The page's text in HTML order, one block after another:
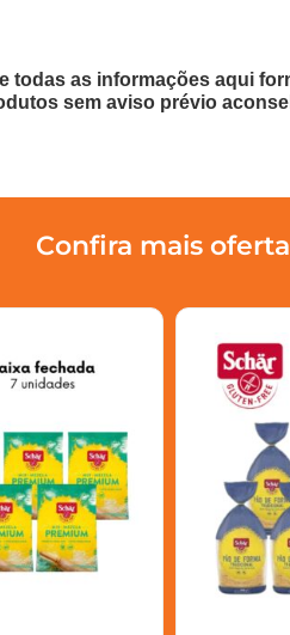
todas as informações aqui
sem aviso prévio
Confira mais